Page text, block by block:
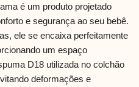
é um produto projetado
e segurança ao seu bebê.
ele se encaixa perfeitamente
um espaço
D18 utilizada no colchão
deformações e